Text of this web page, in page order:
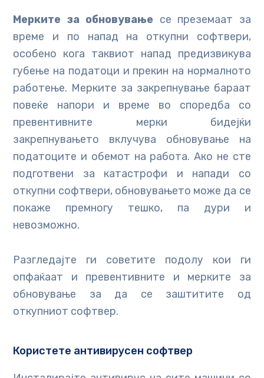
Мерките за обновување се преземаат за
време и по напад на откупни софтвери,
особено кога таквиот напад предизвикува
губење на податоци и прекин на нормалното
работење. Мерките за закрепнување бараат
повеќе напори и време во споредба со
превентивните мерки бидејќи
закрепнувањето вклучува обновување на
податоците и обемот на работа. Ако не сте
подготвени за катастрофи и напади со
откупни софтвери, обновувањето може да се
покаже премногу тешко, па дури и
невозможно.
Разгледајте ги советите подолу кои ги
опфаќаат и превентивните и мерките за
обновување за да се заштитите од
откупниот софтвер.
Користете антивирусен софтвер